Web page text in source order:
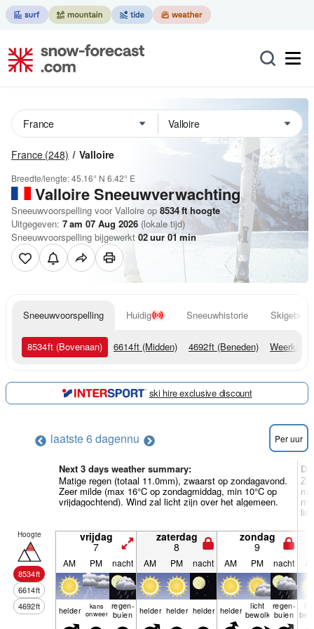
France (248) Valloire
Breedte/lengte:45.16° N 6.42° E
ValloireSneeuwverwachting
Sneeuwvoorspelling voor Valloire op 8534fthoogte
Uitgegeven: 7 am 07 Aug 2026 (lokale tijd)
Sneeuwvoorspelling bijgewerkt 02uur 01min
Sneeuwvoorspelling Huidig Sneeuwhistorie Skigebied
8534ft (Bovenaan) 6614ft (Midden) 4692ft (Beneden)
ski hire exclusive discount
laatste 6 dagennu Per uur
Next 3 days weather summary:
Matige regen (totaal 11.0mm), zwaarst op zondagavond.
Zeer milde (max 16°C op zondagmiddag, min 10°C op
vrijdagochtend). Wind zal licht zijn over het algemeen.
Hoogte
8534ft
6614ft
4692ft
vrijdag
7
zaterdag
8
zondag
9
AM PM nacht AM PM nacht AM PM nacht
helder kans
onweer
regen­
buien helder helder helder helder licht
bewolkt
regen­
buien